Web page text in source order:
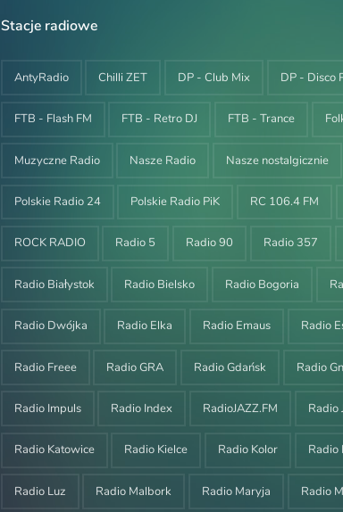
Stacje radiowe
AntyRadio Chilli ZET DP - Club Mix DP - Disco
FTB - Flash FM FTB - Retro DJ FTB - Trance
Muzyczne Radio Nasze Radio Nasze nostalgicznie
Polskie Radio 24 Polskie Radio PiK RC 106.4 FM
ROCK RADIO Radio 5 Radio 90 Radio 357
Radio Białystok Radio Bielsko Radio Bogoria
Radio Dwójka Radio Elka Radio Emaus Radio
Radio Freee Radio GRA Radio Gdańsk Radio
Radio Impuls Radio Index RadioJAZZ.FM Radio
Radio Katowice Radio Kielce Radio Kolor Radio
Radio Luz Radio Malbork Radio Maryja Radio